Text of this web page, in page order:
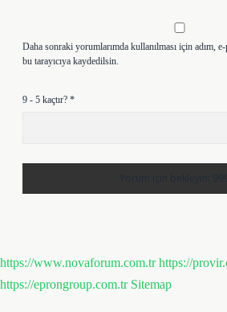
Daha sonraki yorumlarımda kullanılması için adım,
bu tarayıcıya kaydedilsin.
9 - 5 kaçtır? *
https://www.novaforum.com.tr https://
https://eprongroup.com.tr Sitemap